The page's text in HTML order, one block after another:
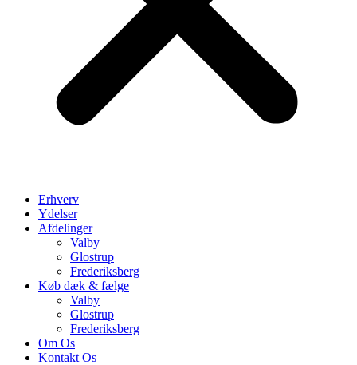
Erhverv
Ydelser
Afdelinger
Valby
Glostrup
Frederiksberg
Køb dæk & fælge
Valby
Glostrup
Frederiksberg
Om Os
Kontakt Os